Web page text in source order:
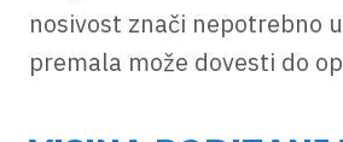
nosivost znači nepotrebno
premala može dovesti do